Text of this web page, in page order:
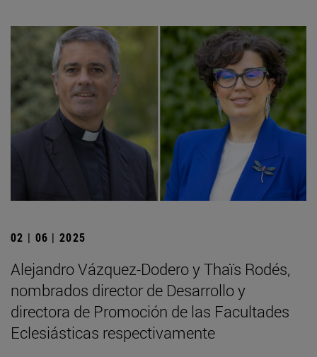
02 | 06 | 2025
Alejandro Vázquez-Dodero y Thaïs Rodés,
nombrados director de Desarrollo y
directora de Promoción de las Facultades
Eclesiásticas respectivamente